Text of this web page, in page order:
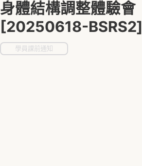
身體結構調整體驗會
[20250618-BSRS2]
學員課前通知